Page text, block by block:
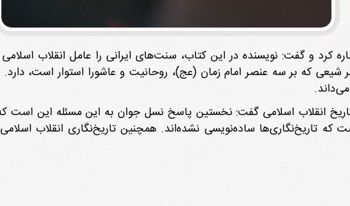
کرد و گفت: نویسنده در این کتاب، سنت‌های ایرانی را عامل انقلاب
شیعی که بر سه عنصر امام زمان (عج)، روحانیت و عاشورا استوار است،
تاریخ انقلاب اسلامی گفت: نخستین پاسخ نسل جوان به این مسئله این است
که تاریخ‌نگاری‌ها ساده‌نویسی نشده‌اند. همچنین تاریخ‌نگاری انقلاب